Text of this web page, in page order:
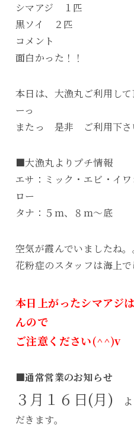
シマアジ １匹
黒ソイ ２匹
コメント
面白かった！！
本日は、大漁丸ご利用し
ーっ
またっ 是非 ご利用下さ
■大漁丸よりプチ情報
エサ：ミック・エビ・イ
ロー
タナ：５ｍ、８ｍ～底
空気が霞んでいましたね。
花粉症のスタッフは海上
本日上がったシマアジ
んので
ご注意ください(^^)v
■通常営業のお知らせ
３月１６日(月)
だきます。